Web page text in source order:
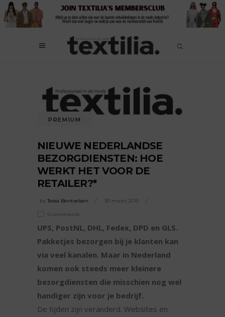
PREMIUM
NIEUWE NEDERLANDSE
BEZORGDIENSTEN: HOE
WERKT HET VOOR DE
RETAILER?*
by Tessa Bentvelsen 30 maart 2015
0 comments
UPS, PostNL, DHL, Fedex, DPD en GLS.
Pakketjes bezorgen bij je klanten kan
via veel kanalen. Maar in Nederland
komen ook steeds meer kleinere
bezorgdiensten die misschien nog wel
handiger zijn voor je bedrijf.
De tijden zijn veranderd. Websites en